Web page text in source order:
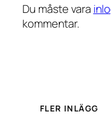
Du måste vara
kommentar.
FLER INLÄGG